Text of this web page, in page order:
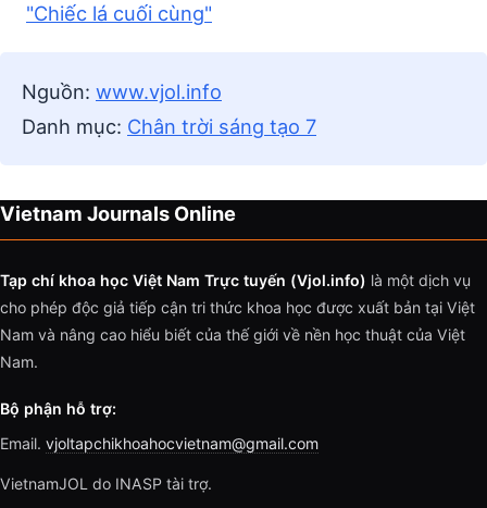
"Chiếc lá cuối cùng"
Nguồn: www.vjol.info
Danh mục: Chân trời sáng tạo 7
Vietnam Journals Online
Tạp chí khoa học Việt Nam Trực tuyến (Vjol.info) là một dịch vụ
cho phép độc giả tiếp cận tri thức khoa học được xuất bản tại Việt
Nam và nâng cao hiểu biết của thế giới về nền học thuật của Việt
Nam.
Bộ phận hỗ trợ:
Email. vjoltapchikhoahocvietnam@gmail.com
VietnamJOL do INASP tài trợ.